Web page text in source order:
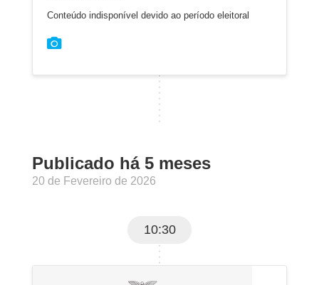
Conteúdo indisponível devido ao período eleitoral
Publicado há 5 meses
20 de Fevereiro de 2026
10:30